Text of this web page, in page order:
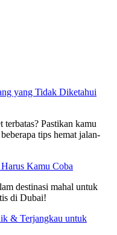
yang Tidak Diketahui
terbatas? Pastikan kamu
tips hemat jalan-
Kamu Coba
destinasi mahal untuk
di Dubai!
& Terjangkau untuk